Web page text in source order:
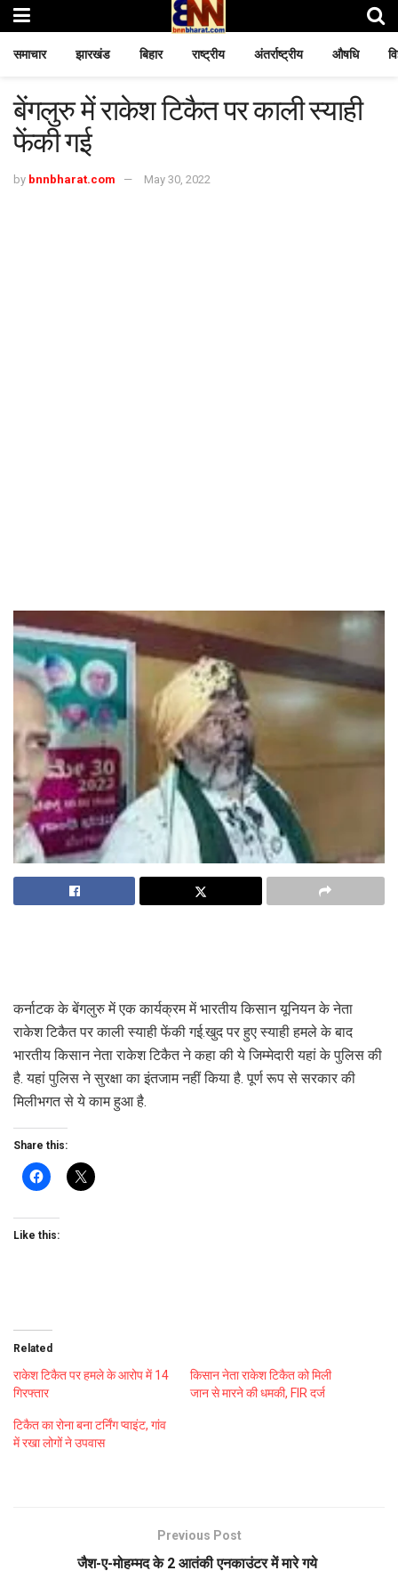
समाचार झारखंड बिहार राष्ट्रीय अंतर्राष्ट्रीय औषधि
बेंगलुरु में राकेश टिकैत पर काली स्याही
फेंकी गई
by bnnbharat.com May 30, 2022
कर्नाटक के बेंगलुरु में एक कार्यक्रम में भारतीय किसान यूनियन के नेता
राकेश टिकैत पर काली स्याही फेंकी गई.खुद पर हुए स्याही हमले के बाद
भारतीय किसान नेता राकेश टिकैत ने कहा की ये जिम्मेदारी यहां के पुलिस की
है. यहां पुलिस ने सुरक्षा का इंतजाम नहीं किया है. पूर्ण रूप से सरकार की
मिलीभगत से ये काम हुआ है.
Share this:
Like this:
Related
राकेश टिकैत पर हमले के आरोप में 14
गिरफ्तार
किसान नेता राकेश टिकैत को मिली
जान से मारने की धमकी, FIR दर्ज
टिकैत का रोना बना टर्निंग प्वाइंट, गांव
में रखा लोगों ने उपवास
Previous Post
जैश-ए-मोहम्मद के 2 आतंकी एनकाउंटर में मारे गये